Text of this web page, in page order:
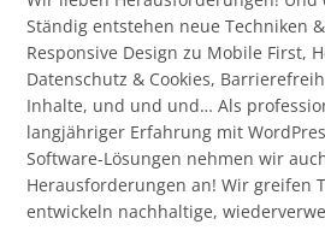
Ständig entstehen neue Techniken
Responsive Design zu Mobile First,
Datenschutz & Cookies,
Inhalte, und und und… Als
langjähriger Erfahrung mit
Software-Lösungen nehmen wir
Herausforderungen an! Wir greifen
entwickeln nachhaltige,